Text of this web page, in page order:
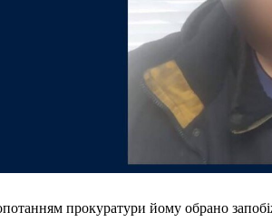
Меню
прокуратури йому обрано